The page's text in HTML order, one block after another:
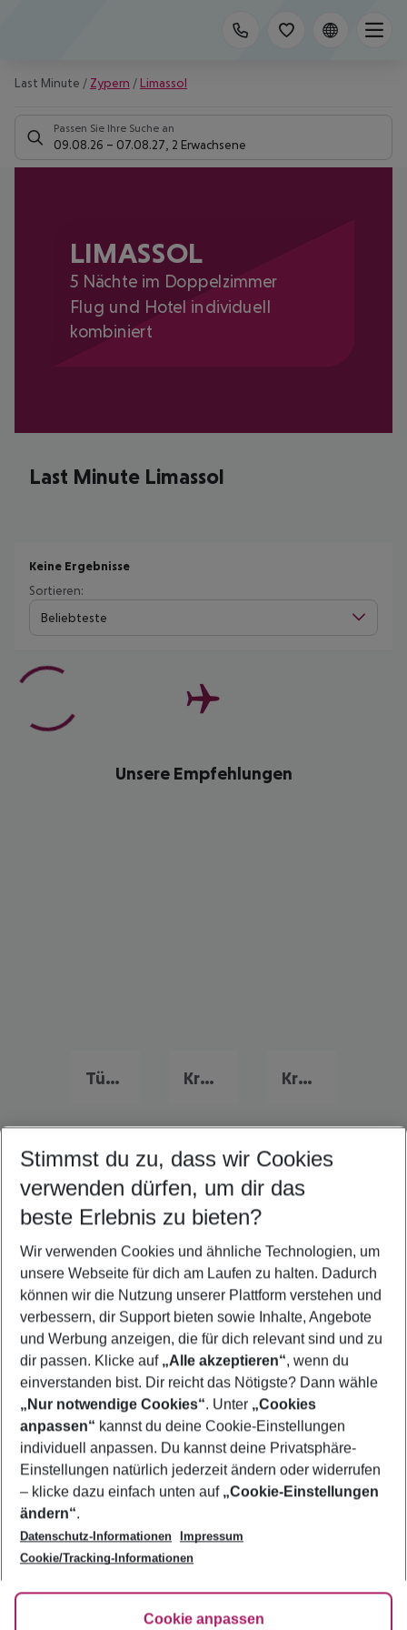
Last Minute / Zypern / Limassol
Passen Sie Ihre Suche an
09.08.26 – 07.08.27 2 Erwachsene
LIMASSOL
5 Nächte im Doppelzimmer
Flug und Hotel individuell
kombiniert
Last Minute Limassol
Keine Ergebnisse
Sortieren:
Beliebteste
Unsere Empfehlungen
Türkei Urlaub Kreta Last Minute Kroatien Last Minute
Quicklinks
Urlaub Limassol
Flug & Hotel Limassol
Frübucher Angebote Limassol für 2026
Familienurlaub Limassol
Pauschalreisen Limassol
Footer
Footer navigation
Über uns
AGB
Bestpreisgarantie
Cookie-Einstellungen ändern
Cookie-Richtlinie
Agenturbetreuung
Barrierefreies Reisen
HanseMerkur Reiseversicherung
Folge uns
Stimmst du zu, dass wir Cookies
verwenden dürfen, um dir das
beste Erlebnis zu bieten?
Wir verwenden Cookies und ähnliche Technologien, um
unsere Webseite für dich am Laufen zu halten. Dadurch
können wir die Nutzung unserer Plattform verstehen und
verbessern, dir Support bieten sowie Inhalte, Angebote
und Werbung anzeigen, die für dich relevant sind und zu
dir passen. Klicke auf „Alle akzeptieren“, wenn du
einverstanden bist. Dir reicht das Nötigste? Dann wähle
„Nur notwendige Cookies“. Unter „Cookies
anpassen“ kannst du deine Cookie-Einstellungen
individuell anpassen. Du kannst deine Privatsphäre-
Einstellungen natürlich jederzeit ändern oder widerrufen
– klicke dazu einfach unten auf „Cookie-Einstellungen
ändern“.
Datenschutz-Informationen
Impressum
Cookie/Tracking-Informationen
Cookie anpassen